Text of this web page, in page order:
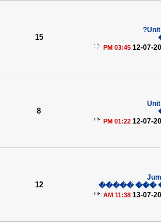
12-07-
03:45 PM
15
12-07-
01:22 PM
8
���� ���
13-07-
11:38 AM
12